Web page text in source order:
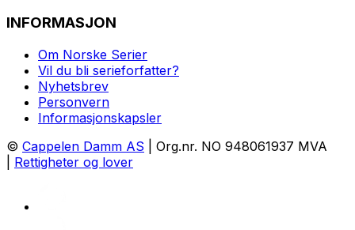
INFORMASJON
Om Norske Serier
Vil du bli serieforfatter?
Nyhetsbrev
Personvern
Informasjonskapsler
© Cappelen Damm AS | Org.nr. NO 948061937 MVA
Rettigheter og lover